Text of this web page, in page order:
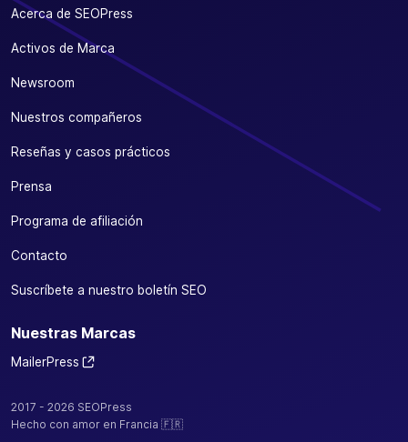
Acerca de SEOPress
Activos de Marca
Newsroom
Nuestros compañeros
Reseñas y casos prácticos
Prensa
Programa de afiliación
Contacto
Suscríbete a nuestro boletín SEO
Nuestras Marcas
MailerPress
2017 - 2026 SEOPress
Hecho con amor en Francia 🇫🇷